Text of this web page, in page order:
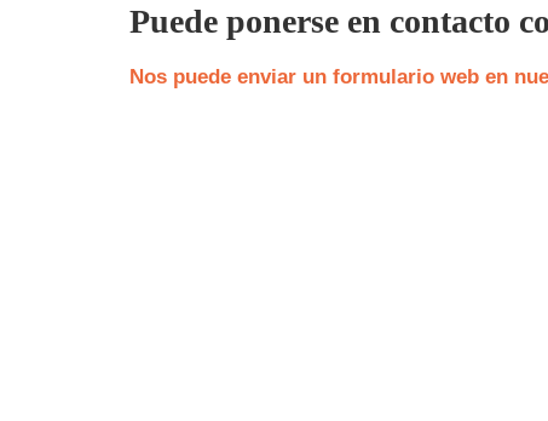
Puede ponerse en contacto
Nos puede enviar un formulario web en